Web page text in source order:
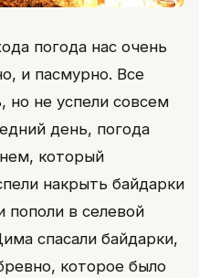
погода нас очень
и пасмурно. Все
но не успели совсем
день, погода
который
накрыть байдарки
в селевой
спасали байдарки,
которое было